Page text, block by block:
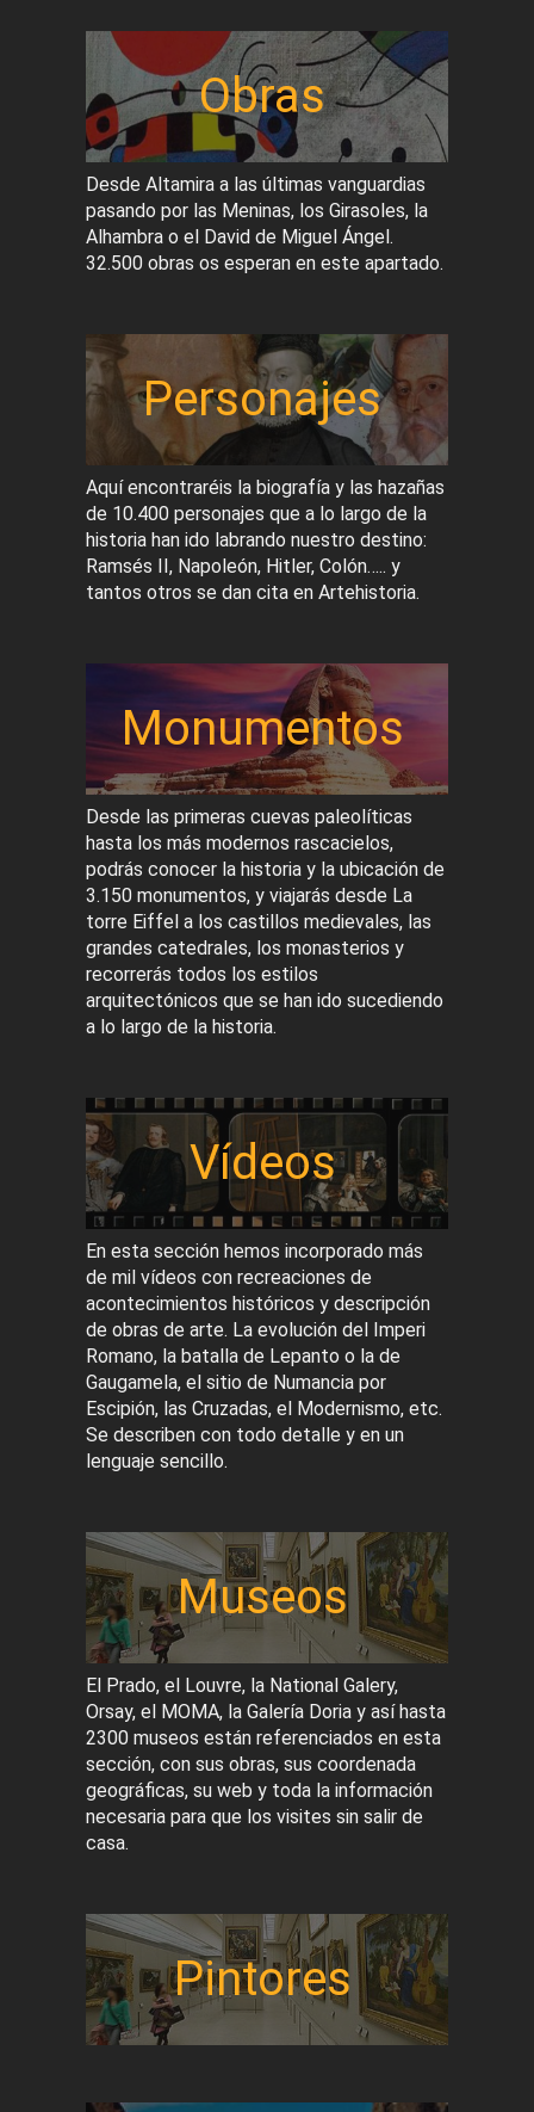
Obras
Desde Altamira a las últimas vanguardias
pasando por las Meninas, los Girasoles, la
Alhambra o el David de Miguel Ángel.
32.500 obras os esperan en este apartado.
Personajes
Aquí encontraréis la biografía y las hazañas
de 10.400 personajes que a lo largo de la
historia han ido labrando nuestro destino:
Ramsés II, Napoleón, Hitler, Colón….. y
tantos otros se dan cita en Artehistoria.
Monumentos
Desde las primeras cuevas paleolíticas
hasta los más modernos rascacielos,
podrás conocer la historia y la ubicación de
3.150 monumentos, y viajarás desde La
torre Eiffel a los castillos medievales, las
grandes catedrales, los monasterios y
recorrerás todos los estilos
arquitectónicos que se han ido sucediendo
a lo largo de la historia.
Vídeos
En esta sección hemos incorporado más
de mil vídeos con recreaciones de
acontecimientos históricos y descripción
de obras de arte. La evolución del Imperi
Romano, la batalla de Lepanto o la de
Gaugamela, el sitio de Numancia por
Escipión, las Cruzadas, el Modernismo, etc.
Se describen con todo detalle y en un
lenguaje sencillo.
Museos
El Prado, el Louvre, la National Galery,
Orsay, el MOMA, la Galería Doria y así hasta
2300 museos están referenciados en esta
sección, con sus obras, sus coordenada
geográficas, su web y toda la información
necesaria para que los visites sin salir de
casa.
Pintores